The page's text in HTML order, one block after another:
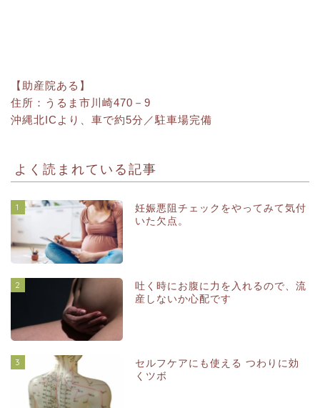
【助産院ある】
住所：うるま市川崎470－9
沖縄北ICより、車で約5分／駐車場完備
よく読まれている記事
1
妊娠悪阻チェックをやってみて気付
いた欠点。
2
吐く時にお腹に力を入れるので、流
産しないか心配です
3
セルフケアにも使える つわりに効
くツボ